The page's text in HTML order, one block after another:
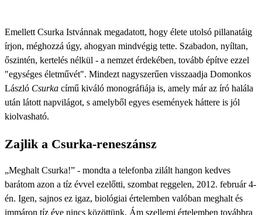
Emellett Csurka Istvánnak megadatott, hogy élete utolsó pillanatáig
írjon, méghozzá úgy, ahogyan mindvégig tette. Szabadon, nyíltan,
őszintén, kertelés nélkül - a nemzet érdekében, tovább építve ezzel
"egységes életművét". Mindezt nagyszerűen visszaadja Domonkos
László Csurka című kiváló monográfiája is, amely már az író halála
után látott napvilágot, s amelyből egyes események háttere is jól
kiolvasható.
Zajlik a Csurka-reneszánsz
„Meghalt Csurka!” - mondta a telefonba zilált hangon kedves
barátom azon a tíz évvel ezelőtti, szombat reggelen, 2012. február 4-
én. Igen, sajnos ez igaz, biológiai értelemben valóban meghalt és
immáron tíz éve nincs közöttünk. Ám szellemi értelemben továbbra